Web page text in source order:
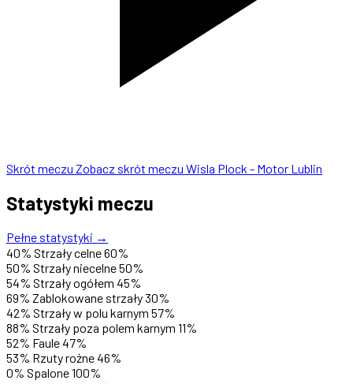
Skrót meczu Zobacz skrót meczu Wisla Plock - Motor Lublin
Statystyki meczu
Pełne statystyki →
40% Strzały celne60%
50% Strzały niecelne50%
54% Strzały ogółem 45%
69% Zablokowane strzały30%
42% Strzały w polu karnym 57%
88% Strzały poza polem karnym 11%
52% Faule47%
53% Rzuty rożne46%
0% Spalone100%